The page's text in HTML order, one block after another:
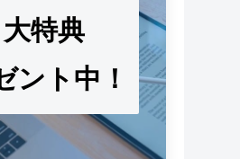
大特典
ント中！